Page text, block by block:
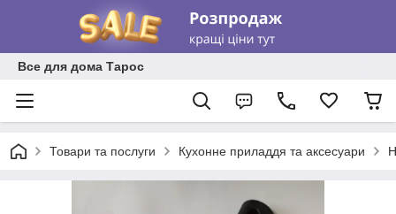
Все для дома Тарос
Товари та послуги Кухонне приладдя та аксесуари